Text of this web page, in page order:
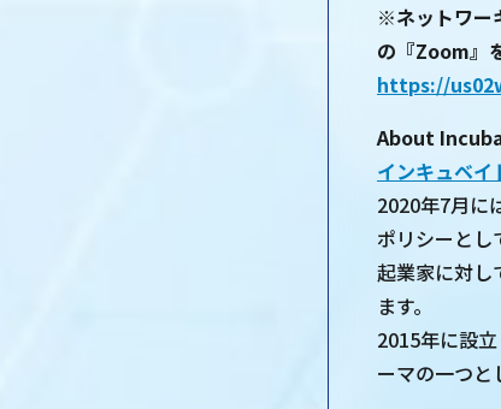
※ネットワー
の『Zoom』
https://
About
インキュベイ
2020年7月に
ポリシーと
起業家に対し
ます。
2015年に設
ーマの一つと